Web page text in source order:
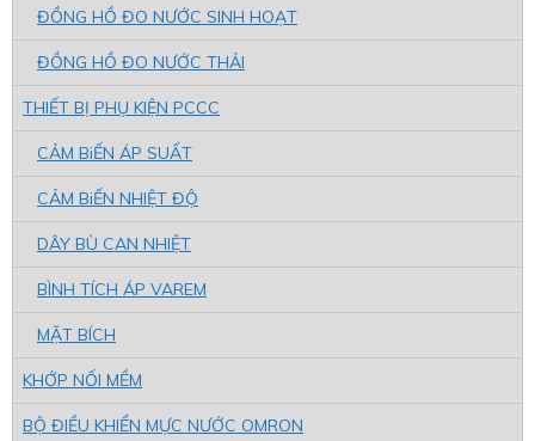
ĐỒNG HỒ ĐO NƯỚC SINH HOẠT
ĐỒNG HỒ ĐO NƯỚC THẢI
THIẾT BỊ PHỤ KIỆN PCCC
CẢM BiẾN ÁP SUẤT
CẢM BiẾN NHIỆT ĐỘ
DÂY BÙ CAN NHIỆT
BÌNH TÍCH ÁP VAREM
MẶT BÍCH
KHỚP NỐI MỀM
BỘ ĐIỀU KHIỂN MỰC NƯỚC OMRON